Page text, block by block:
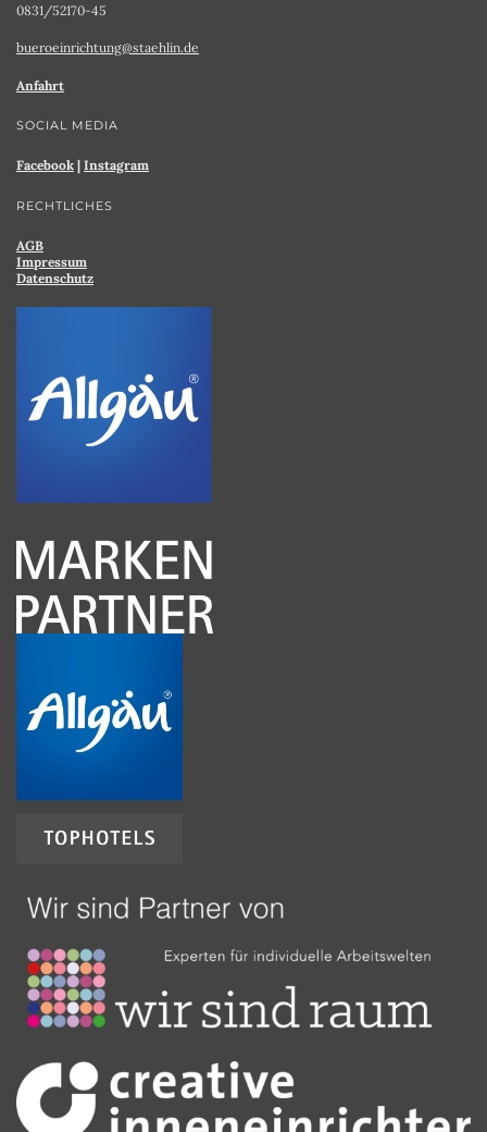
0831/52170-45
bueroeinrichtung@staehlin.de
Anfahrt
SOCIAL MEDIA
Facebook | Instagram
RECHTLICHES
AGB
Impressum
Datenschutz